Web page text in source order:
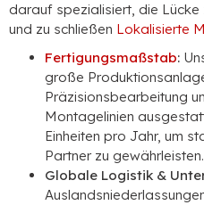
darauf spezialisiert, die
und zu schließen Lokalisierte
Fertigungsmaßstab:
große
Präzisionsbearbeitung
Montagelinien
Einheiten pro Jahr, um
Partner zu gewährleisten.
Globale Logistik &